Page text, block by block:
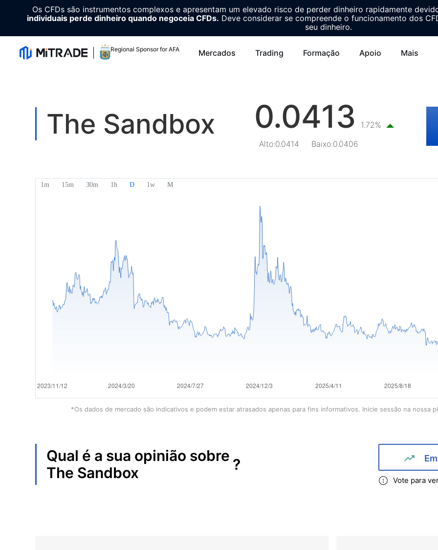
Os CFDs são instrumentos complexos e apresentam um elevado risco de perder dinheiro rapidamente
individuais perde dinheiro quando negoceia CFDs. Deve considerar se compreende o funcionamento dos
seu dinheiro.
Regional Sponsor for AFA Mercados Trading Formação Apoio Mais
The Sandbox 0.0413
1.72%
Alto:0.0414 Baixo:0.0406
*Os dados de mercado são indicativos e podem estar atrasados apenas para fins informativos. Inicie sessão na nossa
Qual é a sua opinião sobre
The Sandbox
?
Vote para